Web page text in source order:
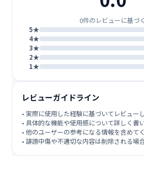
0件のレビューに基づく
5★
4★
3★
2★
1★
レビューガイドライン
• 実際に使用した経験に基づいてレビュー
• 具体的な機能や使用感について詳しく書
• 他のユーザーの参考になる情報を含めて
• 誹謗中傷や不適切な内容は削除される場